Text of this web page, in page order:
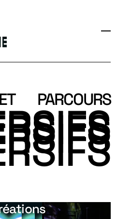
ET PARCOURS
PARCOURS